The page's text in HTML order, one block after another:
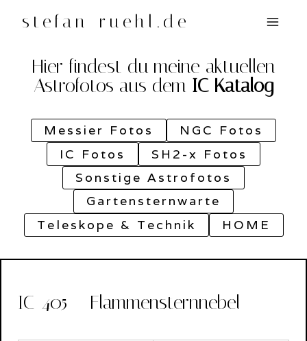
Inhaltstefan-ruehl.de
Hier findest du meine aktuellen
Astrofotos aus dem IC Katalog
Messier Fotos
NGC Fotos
IC Fotos
SH2-x Fotos
Sonstige Astrofotos
Gartensternwarte
Teleskope & Technik
HOME
IC-405 – Flammensternnebel